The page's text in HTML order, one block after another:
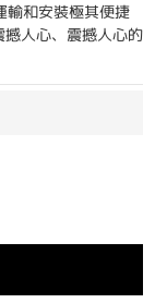
輸和安裝極其便捷
人心、震撼人心的